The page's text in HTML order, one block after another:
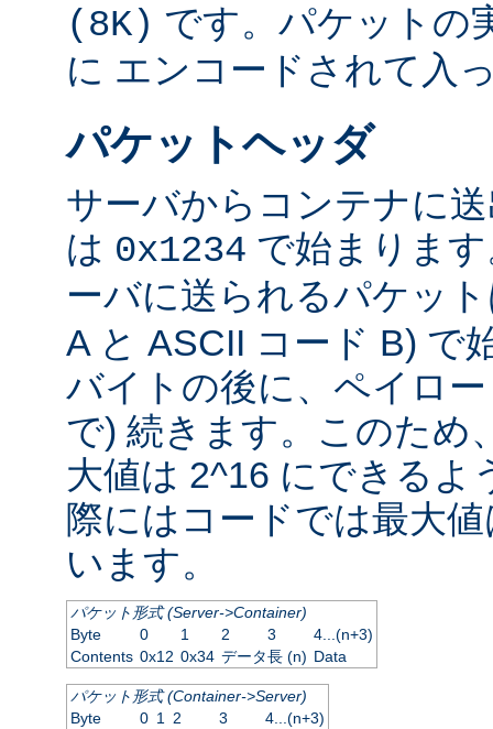
(8K) です。パケットの
に エンコードされて入
パケットヘッダ
サーバからコンテナに
は 0x1234 で始まりま
ーバに送られるパケッ
A と ASCII コード B) で
バイトの後に、ペイロ
で) 続きます。このため
大値は 2^16 にできるよ
際にはコードでは最大
います。
パケット形式 (Server->Container)
Byte
0 1 2 3
4...(n+3)
Contents 0x12 0x34 データ長 (n) Data
パケット形式 (Container->Server)
Byte
0 1 2 3
4...(n+3)